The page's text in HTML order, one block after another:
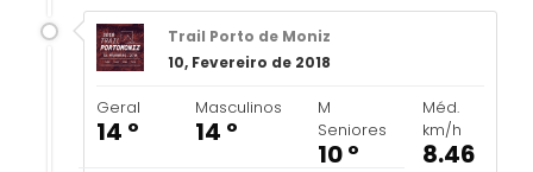
Trail Porto de Moniz
10, Fevereiro de 2018
Geral
14 º
Masculinos
14 º
M
Seniores
10 º
Méd.
km/h
8.46